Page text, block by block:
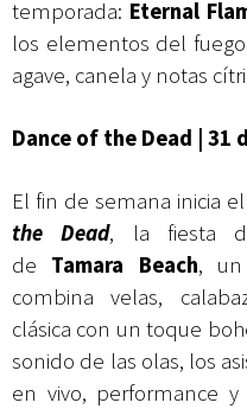
temporada: Eternal
los elementos del
agave, canela y notas
Dance of the Dead | 31
El fin de semana inicia el
the Dead, la fiesta
de Tamara Beach,
combina velas,
clásica con un toque
sonido de las olas, los
en vivo, performance